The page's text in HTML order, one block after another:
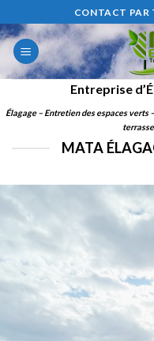
to
content
CONTACT PAR
Entreprise
Élagage – Entretien des espaces
MATA